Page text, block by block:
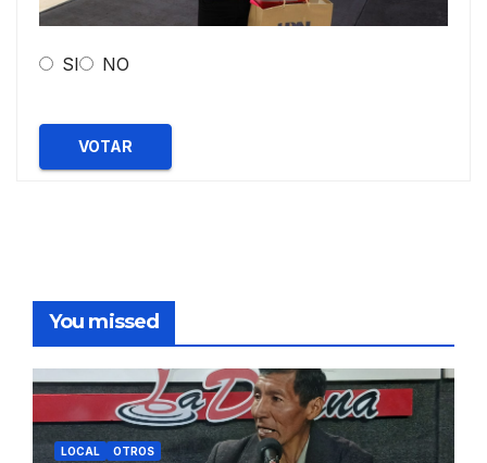
SI NO
VOTAR
You missed
LOCAL OTROS